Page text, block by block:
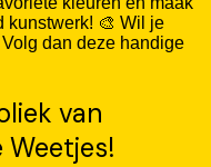
kunstwerk! 🎨 Wil je
dan deze handige
van